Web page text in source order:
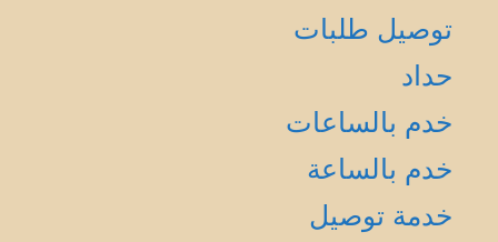
توصيل طلبات
حداد
خدم بالساعات
خدم بالساعة
خدمة توصيل